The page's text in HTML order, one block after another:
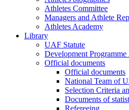
Athletes Committee
Managers and Athlete
Athletes Academy
Library
UAF Statute
Development Programme
Official documents
Official documents
National Team of
Selection Criteria
Documents of
Refereeing